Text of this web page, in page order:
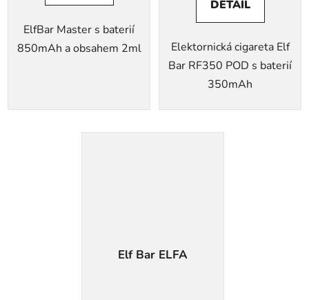
ElfBar Master s baterií
850mAh a obsahem 2ml
DETAIL
Elektornická cigareta Elf
Bar RF350 POD s baterií
350mAh
Elf Bar ELFA